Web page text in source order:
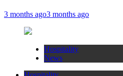
3 months ago3 months ago
Hospitality
News